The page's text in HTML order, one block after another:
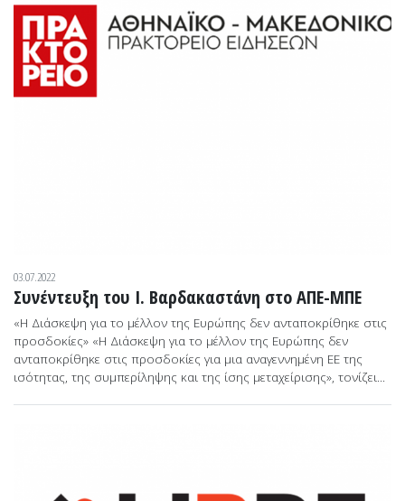
03.07.2022
Συνέντευξη του Ι. Βαρδακαστάνη στο ΑΠΕ-ΜΠΕ
«Η Διάσκεψη για το μέλλον της Ευρώπης δεν ανταποκρίθηκε στις
προσδοκίες» «Η Διάσκεψη για το μέλλον της Ευρώπης δεν
ανταποκρίθηκε στις προσδοκίες για μια αναγεννημένη ΕΕ της
ισότητας, της συμπερίληψης και της ίσης μεταχείρισης», τονίζει...